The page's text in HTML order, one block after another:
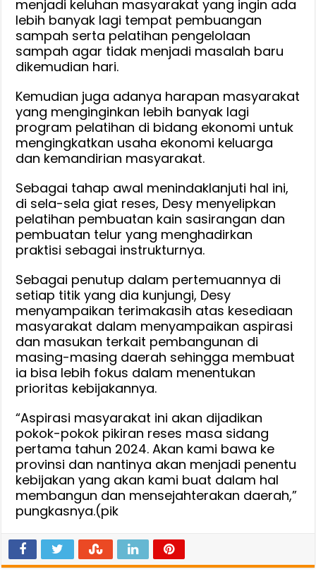
menjadi keluhan masyarakat yang ingin ada
lebih banyak lagi tempat pembuangan
sampah serta pelatihan pengelolaan
sampah agar tidak menjadi masalah baru
dikemudian hari.
Kemudian juga adanya harapan masyarakat
yang menginginkan lebih banyak lagi
program pelatihan di bidang ekonomi untuk
mengingkatkan usaha ekonomi keluarga
dan kemandirian masyarakat.
Sebagai tahap awal menindaklanjuti hal ini,
di sela-sela giat reses, Desy menyelipkan
pelatihan pembuatan kain sasirangan dan
pembuatan telur yang menghadirkan
praktisi sebagai instrukturnya.
Sebagai penutup dalam pertemuannya di
setiap titik yang dia kunjungi, Desy
menyampaikan terimakasih atas kesediaan
masyarakat dalam menyampaikan aspirasi
dan masukan terkait pembangunan di
masing-masing daerah sehingga membuat
ia bisa lebih fokus dalam menentukan
prioritas kebijakannya.
“Aspirasi masyarakat ini akan dijadikan
pokok-pokok pikiran reses masa sidang
pertama tahun 2024. Akan kami bawa ke
provinsi dan nantinya akan menjadi penentu
kebijakan yang akan kami buat dalam hal
membangun dan mensejahterakan daerah,”
pungkasnya.(pik